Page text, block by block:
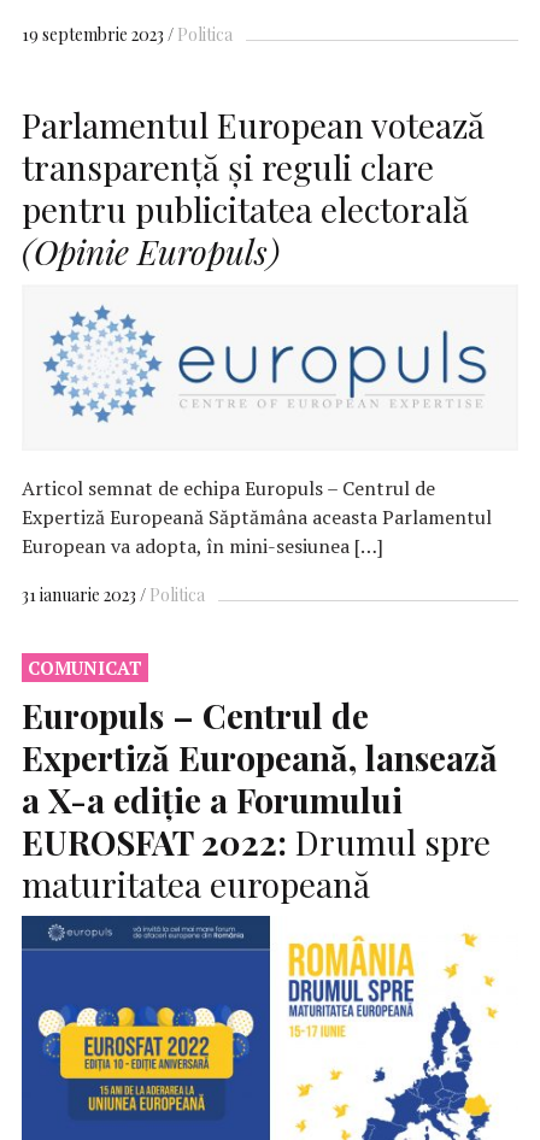
19 septembrie 2023 Politica
Parlamentul European votează
transparență și reguli clare
pentru publicitatea electorală
(Opinie Europuls)
Articol semnat de echipa Europuls – Centrul de
Expertiză Europeană Săptămâna aceasta Parlamentul
European va adopta, în mini-sesiunea […]
31 ianuarie 2023 Politica
COMUNICAT
Europuls – Centrul de
Expertiză Europeană, lansează
a X-a ediție a Forumului
EUROSFAT2022: Drumul spre
maturitatea europeană